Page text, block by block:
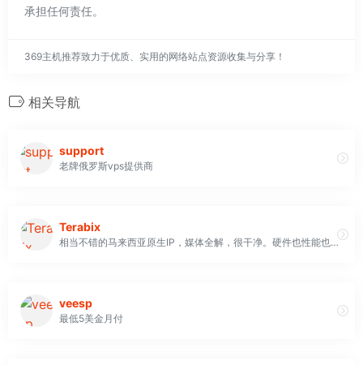
承担任何责任。
369主机推荐致力于优质、实用的网络站点资源收集与分享！
相关导航
support
老牌俄罗斯vps提供商
Terabix
相当不错的马来西亚原生IP，媒体全解，很干净。硬件也性能也像当给力，建站优选。速率方面直连顶天单线程100Mbps，国际线路1Gbps
veesp
最低5美金月付